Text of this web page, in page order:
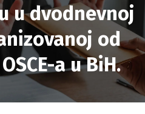
u dvodnevnoj
od
a u BiH.